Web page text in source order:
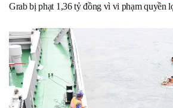
Grab bị phạt 1,36 tỷ đồng vì vi phạm quyền